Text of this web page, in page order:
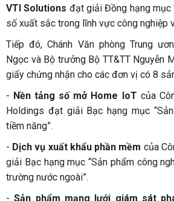
VTI Solutions đạt giải Đồng hạng mục
số xuất sắc trong lĩnh vực công nghiệp
Tiếp đó, Chánh Văn phòng Trung
Ngọc và Bộ trưởng Bộ TT&TT Nguyễn
giấy chứng nhận cho các đơn vị có 8
- Nền tảng số mở Home IoT của
Holdings đạt giải Bạc hạng mục
tiềm năng”.
- Dịch vụ xuất khẩu phần mềm của
giải Bạc hạng mục “Sản phẩm công
trường nước ngoài”.
-Sản phẩm mạng lưới giám sát